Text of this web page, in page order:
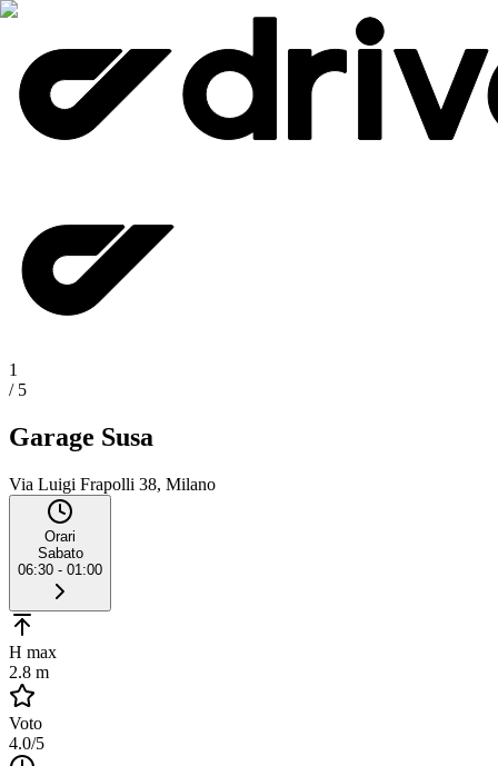
1
/ 5
Garage Susa
Via Luigi Frapolli 38, Milano
Orari
Sabato
06:30 - 01:00
H max
2.8 m
Voto
4.0/5